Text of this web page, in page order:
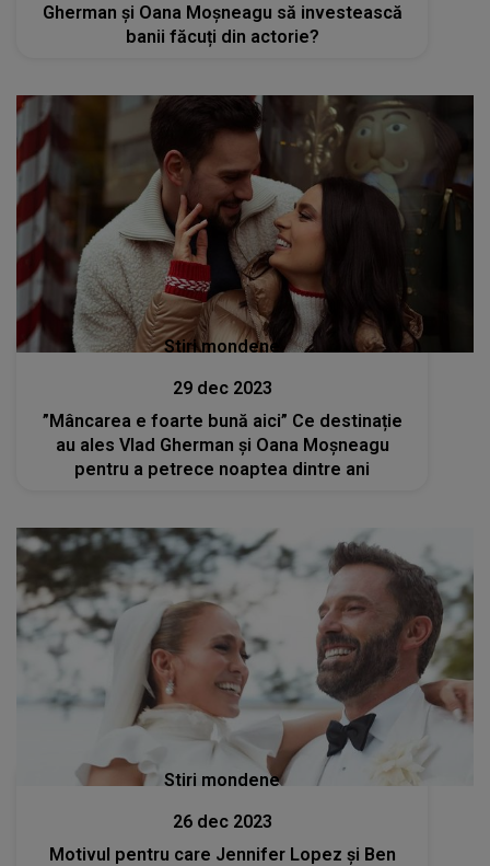
Gherman și Oana Moșneagu să investească
banii făcuți din actorie?
Stiri mondene
29 dec 2023
”Mâncarea e foarte bună aici” Ce destinație
au ales Vlad Gherman și Oana Moșneagu
pentru a petrece noaptea dintre ani
Stiri mondene
26 dec 2023
Motivul pentru care Jennifer Lopez și Ben